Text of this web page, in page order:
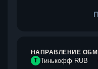
НАПРАВЛЕНИЕ
Т Тинькофф RUB